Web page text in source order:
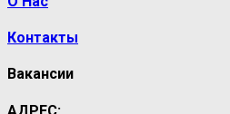
Контакты
Вакансии